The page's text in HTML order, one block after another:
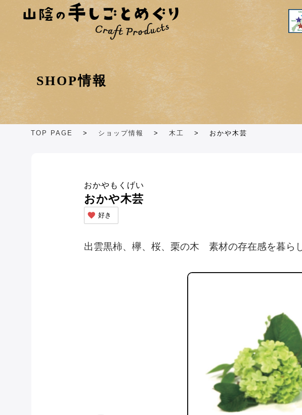
SHOP情報
ショップカテゴリ エリア別
TOP PAGE > ショップ情報 > 木工 > おかや木芸
おかやもくげい
おかや木芸
好き
出雲黒柿、欅、桜、栗の木 素材の存在感を暮ら